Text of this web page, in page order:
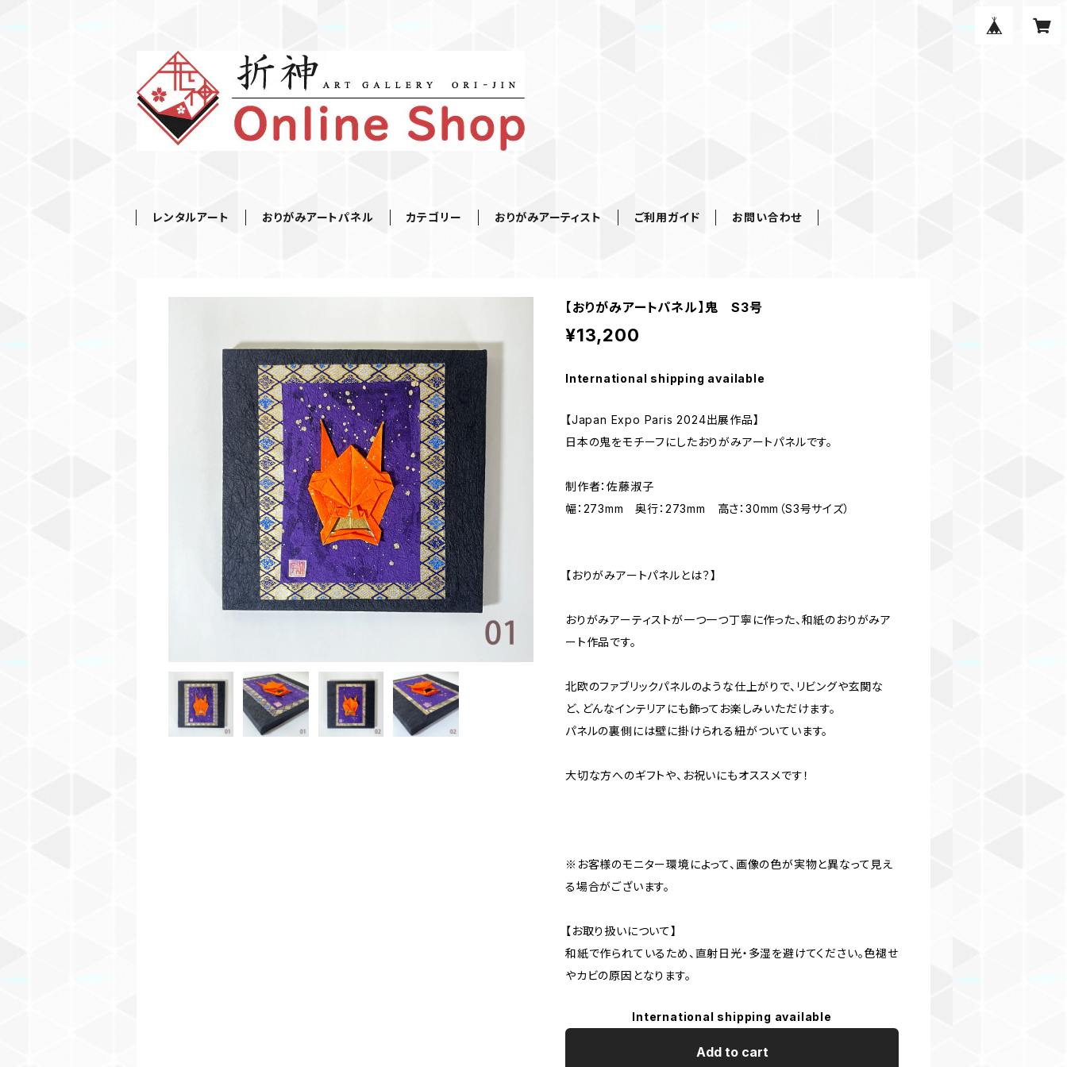
レンタルアート おりがみアートパネル カテゴリー おりがみアーティスト ご利用ガイド お問い合わせ
【おりがみアートパネル】鬼 S3号
¥13,200
International shipping available
【Japan Expo Paris 2024出展作品】
日本の鬼をモチーフにしたおりがみアートパネルです。
制作者：佐藤淑子
幅：273mm 奥行：273mm 高さ：30mm（S3号サイズ）
【おりがみアートパネルとは？】
おりがみアーティストが一つ一つ丁寧に作った、和紙のおりがみア
ート作品です。
北欧のファブリックパネルのような仕上がりで、リビングや玄関な
ど、どんなインテリアにも飾ってお楽しみいただけます。
パネルの裏側には壁に掛けられる紐がついています。
大切な方へのギフトや、お祝いにもオススメです！
※お客様のモニター環境によって、画像の色が実物と異なって見え
る場合がございます。
【お取り扱いについて】
和紙で作られているため、直射日光・多湿を避けてください。色褪せ
やカビの原因となります。
International shipping available
Add to cart